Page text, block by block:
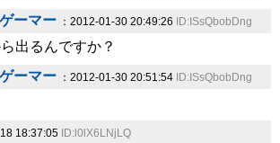
ーマー ：2012-01-30 20:49:26 ID:ISsQbobDng
出るんですか？
ーマー ：2012-01-30 20:51:54 ID:ISsQbobDng
18:37:05 ID:l0lX6LNjLQ